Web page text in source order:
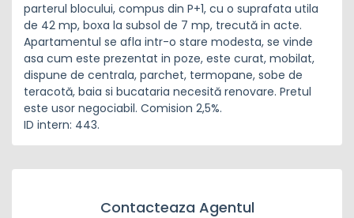
parterul blocului, compus din P+1, cu o suprafata utila
de 42 mp, boxa la subsol de 7 mp, trecută in acte.
Apartamentul se afla intr-o stare modesta, se vinde
asa cum este prezentat in poze, este curat, mobilat,
dispune de centrala, parchet, termopane, sobe de
teracotă, baia si bucataria necesită renovare. Pretul
este usor negociabil. Comision 2,5%.
ID intern: 443.
Contacteaza Agentul